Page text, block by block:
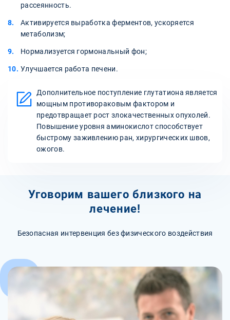
рассеянность.
Активируется выработка ферментов, ускоряется
метаболизм;
Нормализуется гормональный фон;
Улучшается работа печени.
Дополнительное поступление глутатиона является
мощным противораковым фактором и
предотвращает рост злокачественных опухолей.
Повышение уровня аминокислот способствует
быстрому заживлению ран, хирургических швов,
ожогов.
Уговорим вашего близкого на
лечение!
Безопасная интервенция без физического воздействия